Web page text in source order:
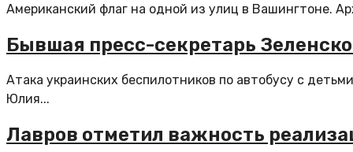
Американский флаг на одной из улиц в Вашингтоне.
Бывшая пресс-секретарь
Атака украинских беспилотников по автобусу с
Юлия...
Лавров отметил важность